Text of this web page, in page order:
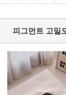
피그먼트 고밀